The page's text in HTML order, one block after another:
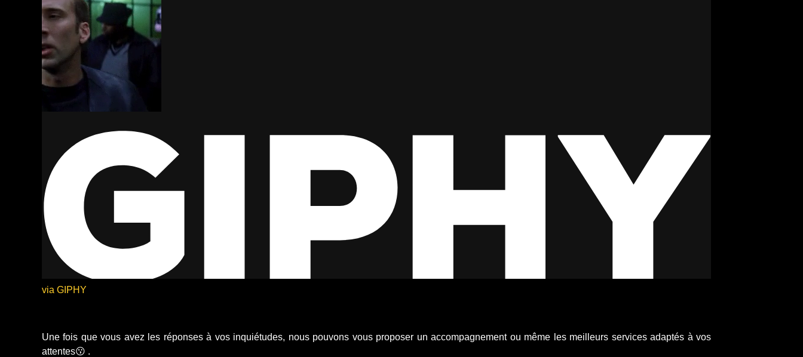
via GIPHY
Une fois que vous avez les réponses à vos inquiétudes, nous pouvons vous proposer un accompagnement ou même les meilleurs services adaptés à vos
attentes😗 .